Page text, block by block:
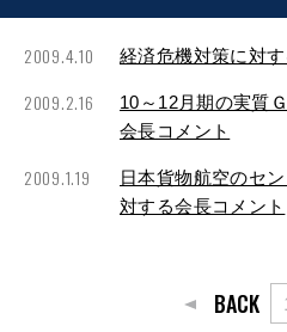
2009.4.10 経済危機対策に対
2009.2.16
10～12月期の実質
会長コメント
2009.1.19
日本貨物航空のセ
対する会長コメント
BACK